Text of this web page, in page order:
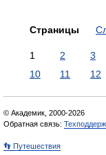
Страницы
1 2 3
10
11 12
© Академик, 2000-2026
Обратная связь:
👣 Путешествия